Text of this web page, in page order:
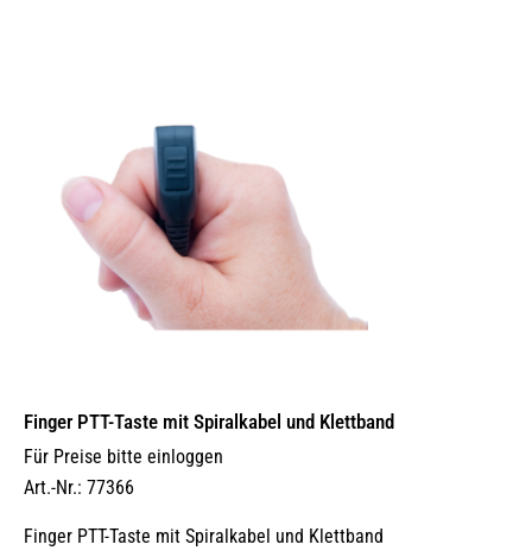
Finger PTT-Taste mit Spiralkabel und Klettband
Für Preise bitte einloggen
Art.-Nr.: 77366
Finger PTT-Taste mit Spiralkabel und Klettband